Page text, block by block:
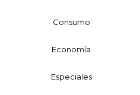
Consumo
Economía
Especiales